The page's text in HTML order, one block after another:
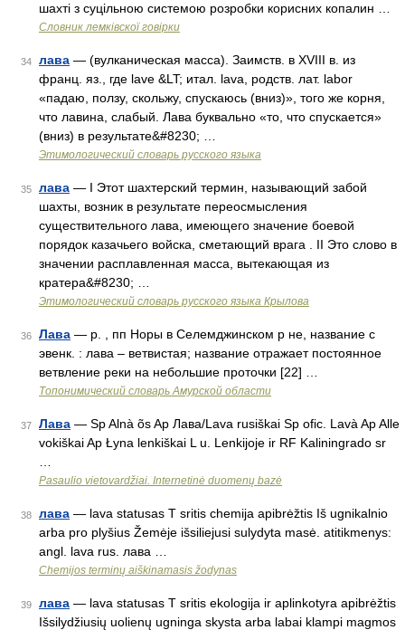
шахті з суцільною системою розробки корисних копалин …
Словник лемківскої говірки
34 лава — (вулканическая масса). Заимств. в XVIII в. из
франц. яз., где lave &LT; итал. lava, родств. лат. labor
«падаю, ползу, скольжу, спускаюсь (вниз)», того же корня,
что лавина, слабый. Лава буквально «то, что спускается»
(вниз) в результате&#8230; …
Этимологический словарь русского языка
35 лава — I Этот шахтерский термин, называющий забой
шахты, возник в результате переосмысления
существительного лава, имеющего значение боевой
порядок казачьего войска, сметающий врага . II Это слово в
значении расплавленная масса, вытекающая из
кратера&#8230; …
Этимологический словарь русского языка Крылова
36 Лава — р. , пп Норы в Селемджинском р не, название с
эвенк. : лава – ветвистая; название отражает постоянное
ветвление реки на небольшие проточки [22] …
Топонимический словарь Амурской области
37 Лава — Sp Alnà õs Ap Лава/Lava rusiškai Sp ofic. Lavà Ap Alle
vokiškai Ap Łyna lenkiškai L u. Lenkijoje ir RF Kaliningrado sr
Pasaulio vietovardžiai. Internetinė duomenų bazė
38 лава — lava statusas T sritis chemija apibrėžtis Iš ugnikalnio
arba pro plyšius Žemėje išsiliejusi sulydyta masė. atitikmenys:
angl. lava rus. лава …
Chemijos terminų aiškinamasis žodynas
39 лава — lava statusas T sritis ekologija ir aplinkotyra apibrėžtis
Išsilydžiusių uolienų ugninga skysta arba labai klampi magmos